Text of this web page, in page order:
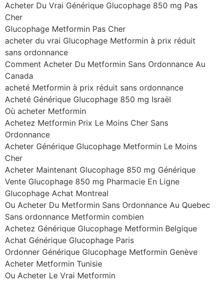
Acheter Du Vrai Générique Glucophage 850 mg Pas
Cher
Glucophage Metformin Pas Cher
acheter du vrai Glucophage Metformin à prix réduit
sans ordonnance
Comment Acheter Du Metformin Sans Ordonnance Au
Canada
acheté Metformin à prix réduit sans ordonnance
Acheté Générique Glucophage 850 mg Israël
Où acheter Metformin
Achetez Metformin Prix Le Moins Cher Sans
Ordonnance
Acheter Générique Glucophage Metformin Le Moins
Cher
Acheter Maintenant Glucophage 850 mg Générique
Vente Glucophage 850 mg Pharmacie En Ligne
Glucophage Achat Montreal
Ou Acheter Du Metformin Sans Ordonnance Au Quebec
Sans ordonnance Metformin combien
Achetez Générique Glucophage Metformin Belgique
Achat Générique Glucophage Paris
Ordonner Générique Glucophage Metformin Genève
Acheter Metformin Tunisie
Ou Acheter Le Vrai Metformin